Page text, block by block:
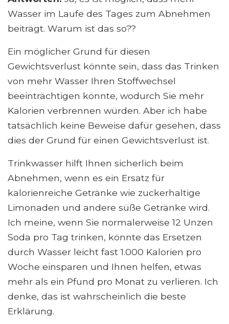
Wasser im Laufe des Tages zum Abnehmen
beiträgt. Warum ist das so??
Ein möglicher Grund für diesen
Gewichtsverlust könnte sein, dass das Trinken
von mehr Wasser Ihren Stoffwechsel
beeinträchtigen könnte, wodurch Sie mehr
Kalorien verbrennen würden. Aber ich habe
tatsächlich keine Beweise dafür gesehen, dass
dies der Grund für einen Gewichtsverlust ist.
Trinkwasser hilft Ihnen sicherlich beim
Abnehmen, wenn es ein Ersatz für
kalorienreiche Getränke wie zuckerhaltige
Limonaden und andere süße Getränke wird.
Ich meine, wenn Sie normalerweise 12 Unzen
Soda pro Tag trinken, könnte das Ersetzen
durch Wasser leicht fast 1.000 Kalorien pro
Woche einsparen und Ihnen helfen, etwas
mehr als ein Pfund pro Monat zu verlieren. Ich
denke, das ist wahrscheinlich die beste
Erklärung.